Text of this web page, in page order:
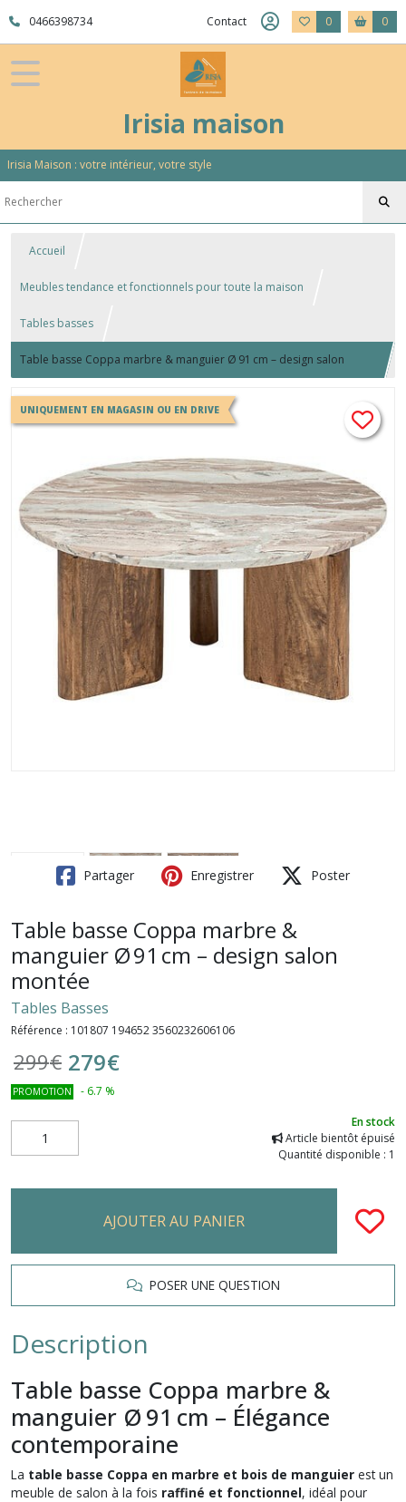
0466398734 Contact 0 0
Irisia maison
Irisia Maison : votre intérieur, votre style
Accueil
Meubles tendance et fonctionnels pour toute la maison
Tables basses
Table basse Coppa marbre & manguier Ø 91 cm – design salon
montée
UNIQUEMENT EN MAGASIN OU EN DRIVE
Partager Enregistrer Poster
Table basse Coppa marbre &
manguier Ø 91 cm – design salon
montée
Tables Basses
Référence : 101807 194652 3560232606106
299€ 279€
PROMOTION - 6.7 %
En stock
Article bientôt épuisé
Quantité disponible : 1
AJOUTER AU PANIER
POSER UNE QUESTION
Description
Table basse Coppa marbre &
manguier Ø 91 cm – Élégance
contemporaine
La table basse Coppa en marbre et bois de manguier est un
meuble de salon à la fois raffiné et fonctionnel, idéal pour